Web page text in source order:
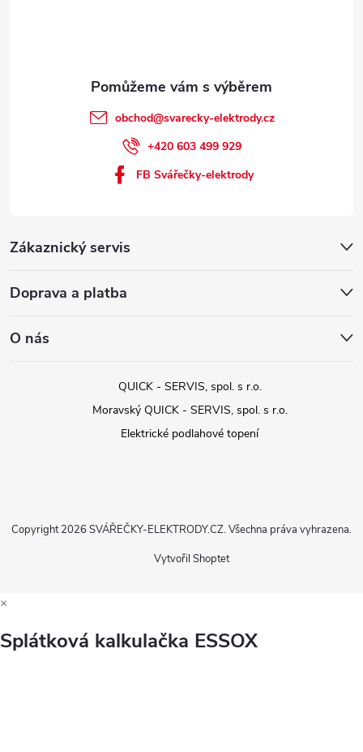
Zákaznický servis
Doprava a platba
O nás
obchod@svarecky-elektrody.cz
+420 603 499 929
FB Svářečky-elektrody
QUICK - SERVIS, spol. s r.o.
Moravský QUICK - SERVIS, spol. s r.o.
Elektrické podlahové topení
Vytvořil Shoptet
Copyright 2026 SVÁŘEČKY-ELEKTRODY.CZ. Všechna práva vyhrazena.
×
Splátková kalkulačka ESSOX